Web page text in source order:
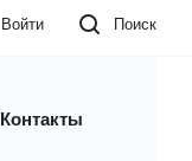
Поиск
Войти
Контакты